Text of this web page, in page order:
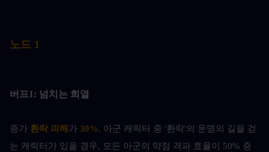
노드 1
버프1: 넘치는 희열
증가 환락 피해 가 30%. 아군 캐릭터 중 '환락'의 운명의 길을 걷
는 캐릭터가 있을 경우, 모든 아군의 약점 격파 효율이 50% 증